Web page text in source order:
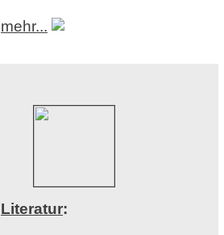
mehr...
Literatur: